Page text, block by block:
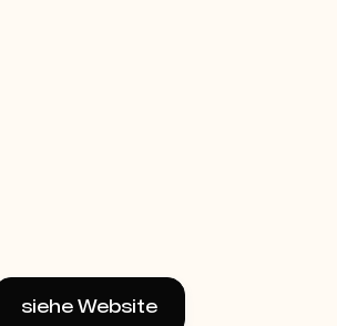
siehe Website